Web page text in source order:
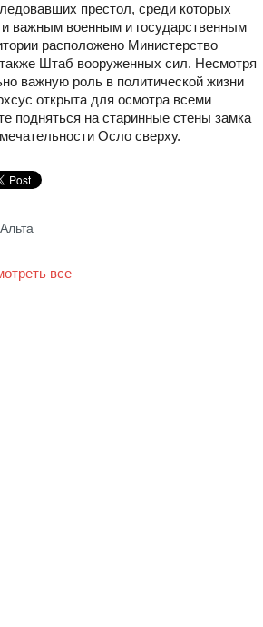
престол, среди которых
и важным военным и государственным
расположено Министерство
Штаб вооруженных сил. Несмотря
важную роль в политической жизни
открыта для осмотра всеми
подняться на старинные стены замка
Осло сверху.
все